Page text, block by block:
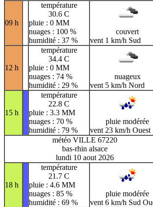
09 h
température
30.6 C
pluie : 0 MM
nuages : 100 %
humidité : 37 %
couvert
vent 1 km/h Sud
12 h
température
34.4 C
pluie : 0 MM
nuages : 74 %
humidité : 29 %
nuageux
vent 5 km/h Nord
15 h
température
22.8 C
pluie : 3.3 MM
nuages : 70 %
humidité : 79 %
pluie modérée
vent 23 km/h Ouest
météo VILLE 67220
bas-rhin alsace
lundi 10 aout 2026
18 h
température
21.7 C
pluie : 4.6 MM
nuages : 85 %
humidité : 69 %
pluie modérée
vent 6 km/h Sud